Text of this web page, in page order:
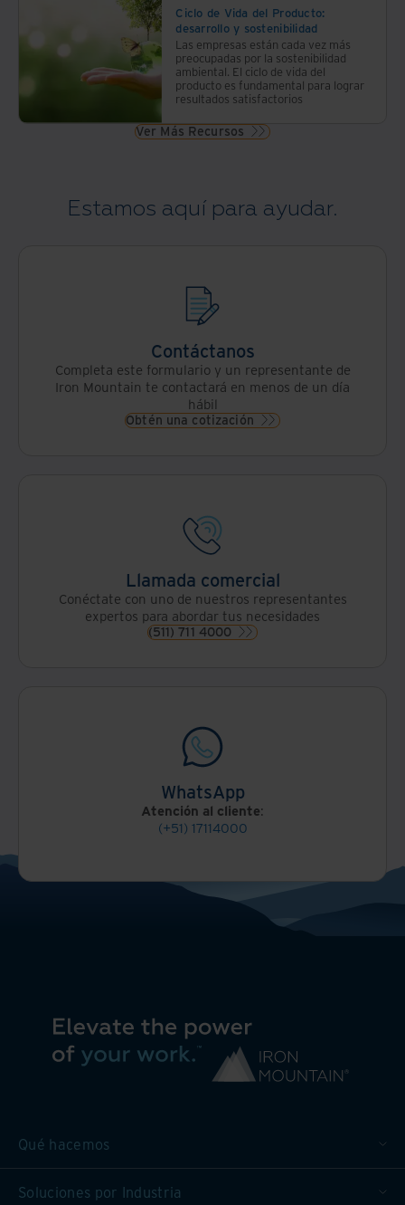
Ciclo de Vida del Producto:
desarrollo y sostenibilidad
Las empresas están cada vez más
preocupadas por la sostenibilidad
ambiental. El ciclo de vida del
producto es fundamental para lograr
resultados satisfactorios
Ver Más Recursos
Estamos aquí para ayudar.
Contáctanos
Completa este formulario y un representante de
Iron Mountain te contactará en menos de un día
hábil
Obtén una cotización
Llamada comercial
Conéctate con uno de nuestros representantes
expertos para abordar tus necesidades
(511) 711 4000
WhatsApp
Atención al cliente:
(+51) 17114000
Qué hacemos
Soluciones por Industria